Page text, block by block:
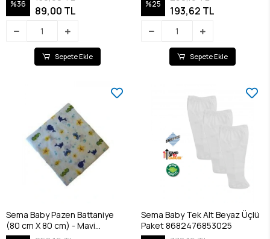
%36
89,00 TL
Sepete Ekle
%25
193,62 TL
Sepete Ekle
Sema Baby Pazen Battaniye
(80 cm X 80 cm) - Mavi
8682476853100
Sema Baby Tek Alt Beyaz Üçlü
Paket 8682476853025